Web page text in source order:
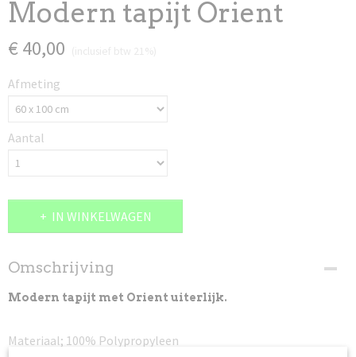
Modern tapijt Orient
€ 40,00
Afmeting
Aantal
IN WINKELWAGEN
Omschrijving
Modern tapijt met Orient uiterlijk.
Materiaal; 100% Polypropyleen